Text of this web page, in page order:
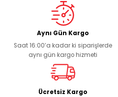
veya görüntülenemiyor.
bilgiler bulunuyor.
daha pahalı.
olmalı.
Aynı Gün Kargo
Saat 16:00’a kadar ki siparişlerde
aynı gün kargo hizmeti
Ücretsiz Kargo